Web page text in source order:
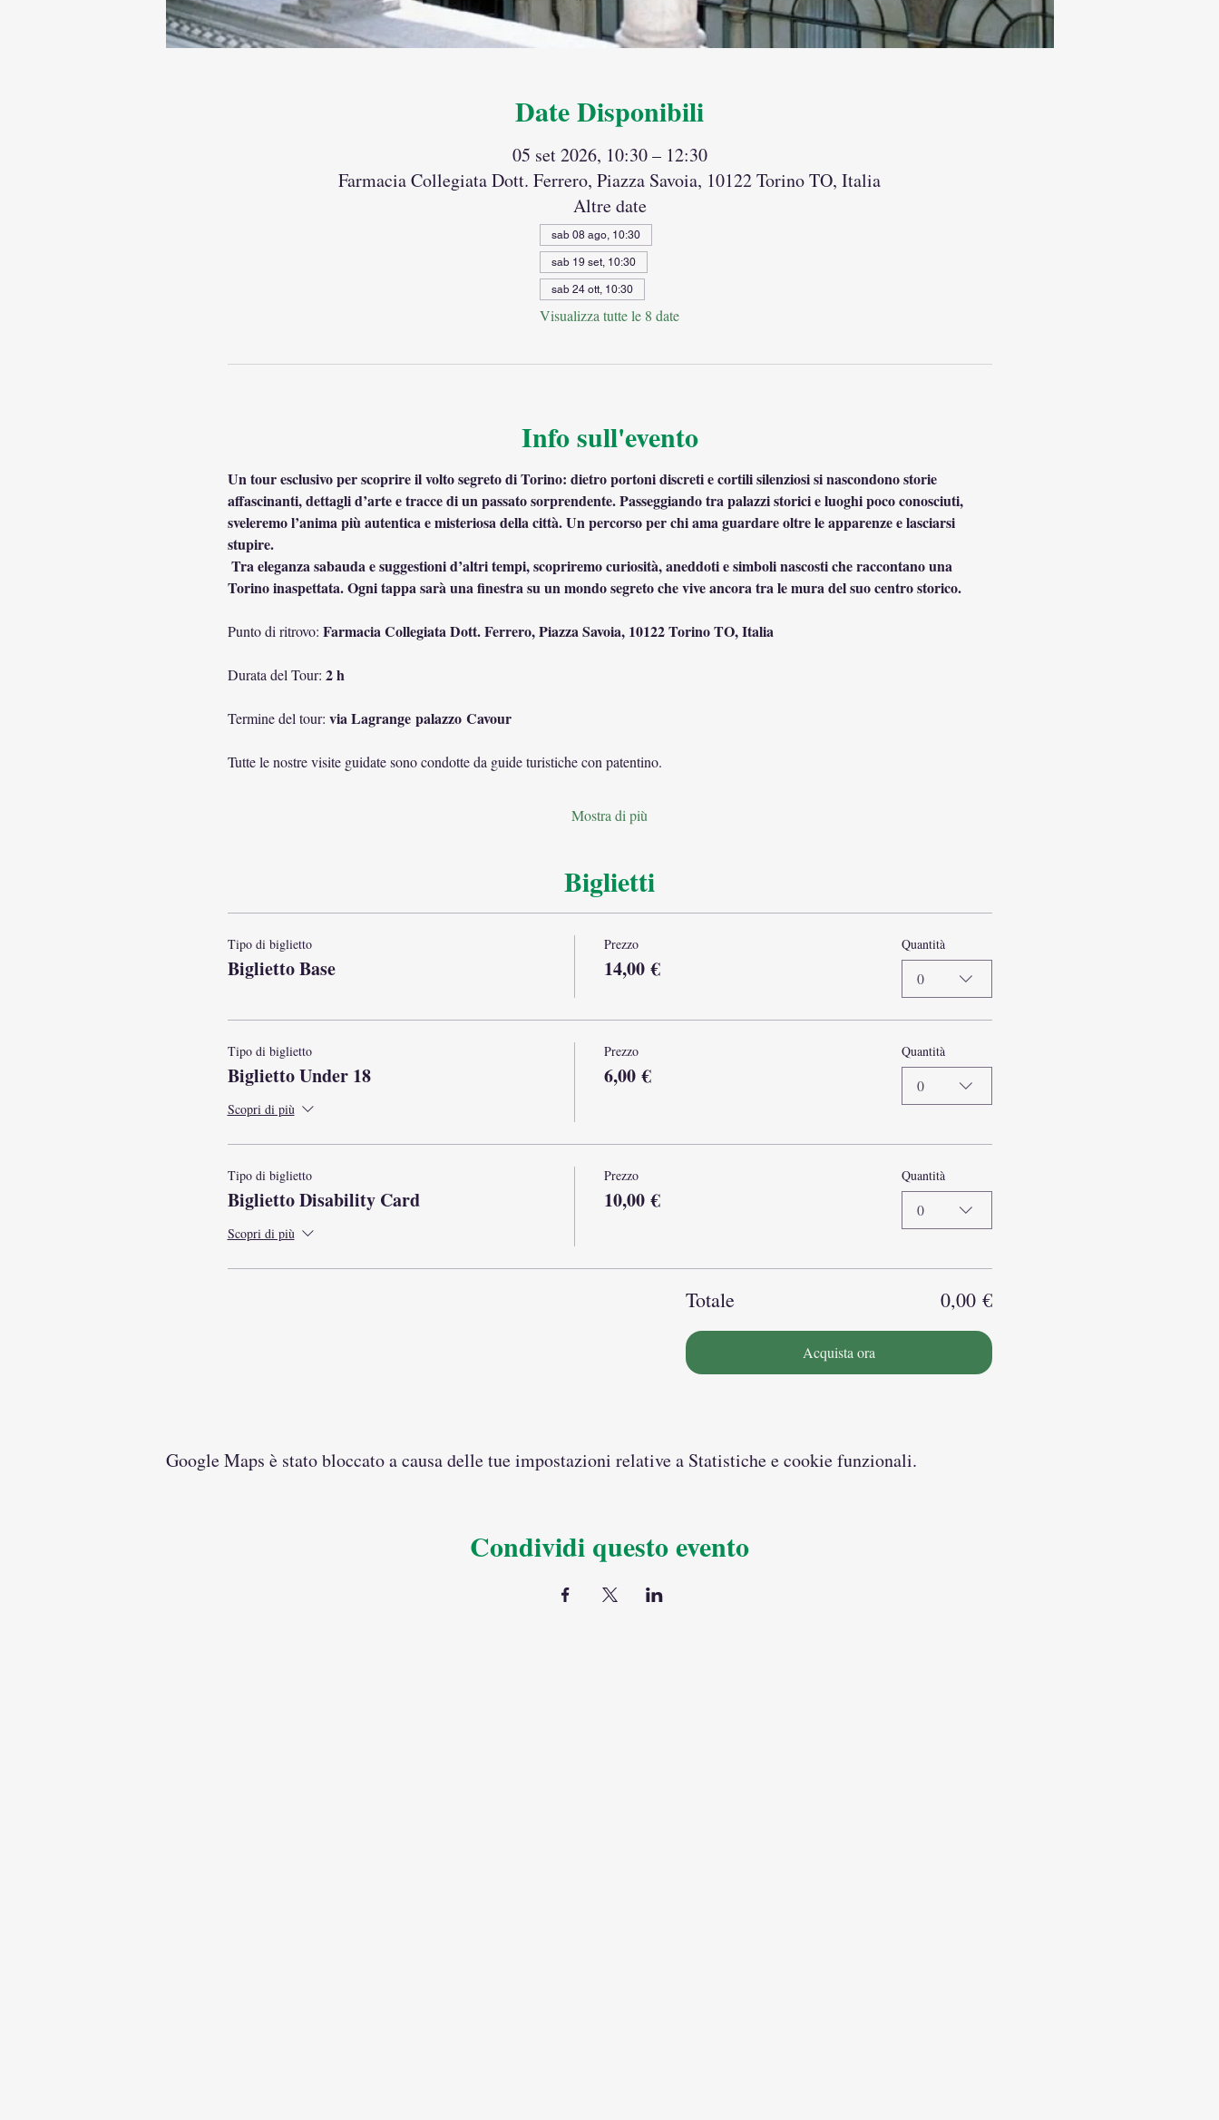
Date Disponibili
05 set 2026, 10:30 – 12:30
Farmacia Collegiata Dott. Ferrero, Piazza Savoia, 10122 Torino TO, Italia
Altre date
sab 08 ago, 10:30
sab 19 set, 10:30
sab 24 ott, 10:30
Visualizza tutte le 8 date
Info sull'evento
Un tour esclusivo per scoprire il volto segreto di Torino: dietro portoni discreti e cortili silenziosi si nascondono storie
affascinanti, dettagli d’arte e tracce di un passato sorprendente. Passeggiando tra palazzi storici e luoghi poco conosciuti,
sveleremo l’anima più autentica e misteriosa della città. Un percorso per chi ama guardare oltre le apparenze e lasciarsi
stupire.
Torino inaspettata. Ogni tappa sarà una finestra su un mondo segreto che vive ancora tra le mura del suo centro storico.
Punto di ritrovo: Farmacia Collegiata Dott. Ferrero, Piazza Savoia, 10122 Torino TO, Italia
Durata del Tour: 2 h
Termine del tour: via Lagrange palazzo Cavour
Tutte le nostre visite guidate sono condotte da guide turistiche con patentino.
Mostra di più
Biglietti
Tipo di biglietto
Biglietto Base
Prezzo
14,00 €
Quantità
0
Tipo di biglietto
Biglietto Under 18
Scopri di più
Prezzo
6,00 €
Quantità
0
Tipo di biglietto
Biglietto Disability Card
Scopri di più
Prezzo
10,00 €
Quantità
0
Totale 0,00 €
Acquista ora
Google Maps è stato bloccato a causa delle tue impostazioni relative a Statistiche e cookie funzionali.
Condividi questo evento